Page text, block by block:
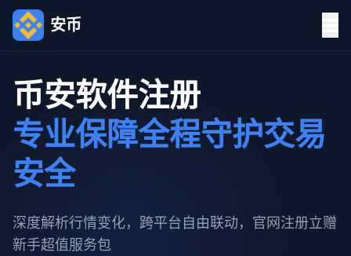
安币
币安软件注册
专业保障全程守护交易
安全
深度解析行情变化，跨平台自由联动，官网注册立赠
新手超值服务包​